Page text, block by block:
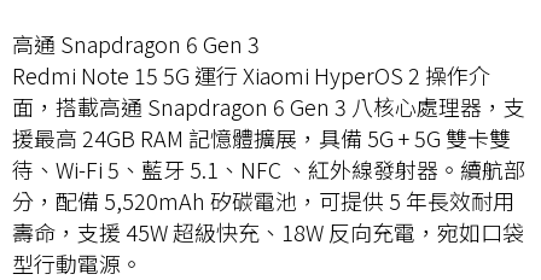
高通 Snapdragon 6 Gen 3
Redmi Note 15 5G 運行 Xiaomi HyperOS 2 操作介
面，搭載高通 Snapdragon 6 Gen 3 八核心處理器，支
援最高 24GB RAM 記憶體擴展，具備 5G + 5G 雙卡雙
待、Wi-Fi 5、藍牙 5.1、NFC 、紅外線發射器。續航部
分，配備 5,520mAh 矽碳電池，可提供 5 年長效耐用
壽命，支援 45W 超級快充、18W 反向充電，宛如口袋
型行動電源。